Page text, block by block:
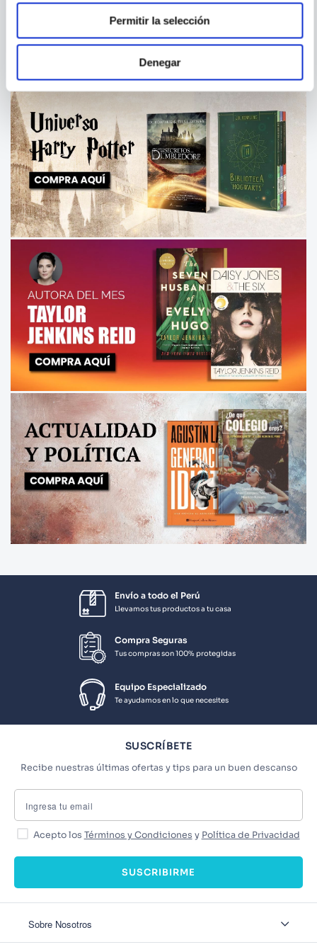
Permitir la selección
Denegar
Envío a todo el Perú
Llevamos tus productos a tu casa
Compra Seguras
Tus compras son 100% protegidas
Equipo Especializado
Te ayudamos en lo que necesites
SUSCRÍBETE
Recibe nuestras últimas ofertas y tips para un buen descanso
Acepto los Términos y Condiciones y Política de Privacidad
SUSCRIBIRME
Sobre Nosotros